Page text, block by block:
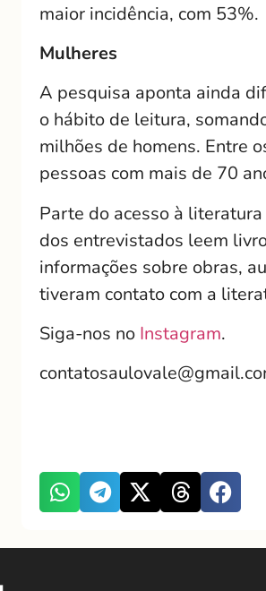
maior incidência, com 53%.
Mulheres
A pesquisa aponta ainda
o hábito de leitura,
milhões de homens. Entre
pessoas com mais de 70
Parte do acesso à
dos entrevistados leem
informações sobre obras,
tiveram contato com a
Siga-nos no Instagram.